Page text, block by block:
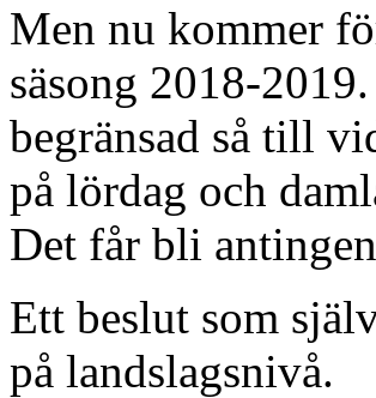
Men nu kommer
säsong 2018-
begränsad så till
på lördag och
Det får bli
Ett beslut som
på landslagsnivå.